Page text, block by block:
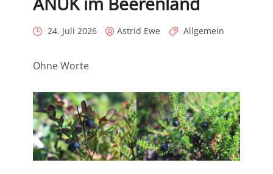
Posted
24. Juli 2026
Posted
Astrid Ewe Categories
Allgemein
Ohne Worte